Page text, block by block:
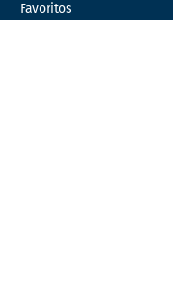
Favoritos